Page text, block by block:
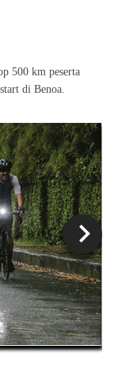
500 km peserta
di Benoa.
chevron_right